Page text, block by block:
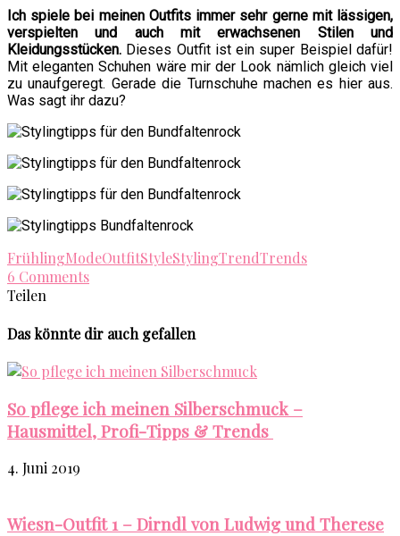
Ich spiele bei meinen Outfits immer sehr gerne mit lässigen,
verspielten und auch mit erwachsenen Stilen und
Kleidungsstücken. Dieses Outfit ist ein super Beispiel dafür!
Mit eleganten Schuhen wäre mir der Look nämlich gleich viel
zu unaufgeregt. Gerade die Turnschuhe machen es hier aus.
Was sagt ihr dazu?
FrühlingModeOutfitStyleStylingTrendTrends
6 Comments
Teilen
Das könnte dir auch gefallen
So pflege ich meinen Silberschmuck –
Hausmittel, Profi-Tipps & Trends
4. Juni 2019
Wiesn-Outfit 1 – Dirndl von Ludwig und Therese